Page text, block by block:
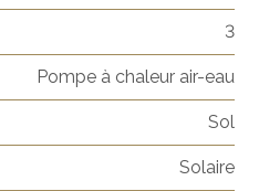
3
Pompe à chaleur air-eau
Sol
Solaire